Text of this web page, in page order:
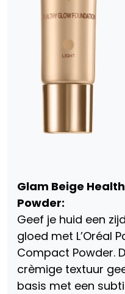
Glam Beige
Powder:
Geef je huid een
gloed met L’Oréal
Compact Powder.
crèmige textuur
basis met een